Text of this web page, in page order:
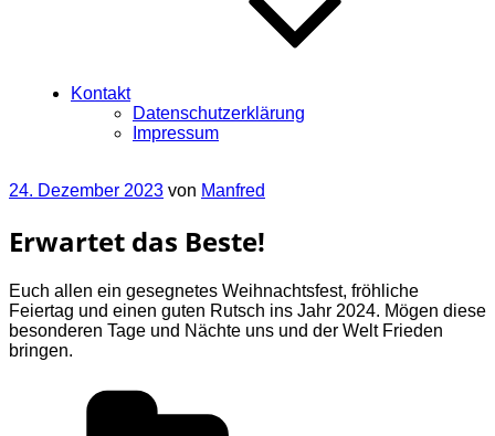
Kontakt
Datenschutzerklärung
Impressum
Veröffentlicht
24. Dezember 2023 von Manfred
Erwartet das Beste!
Euch allen ein gesegnetes Weihnachtsfest, fröhliche
Feiertag und einen guten Rutsch ins Jahr 2024. Mögen diese
besonderen Tage und Nächte uns und der Welt Frieden
bringen.